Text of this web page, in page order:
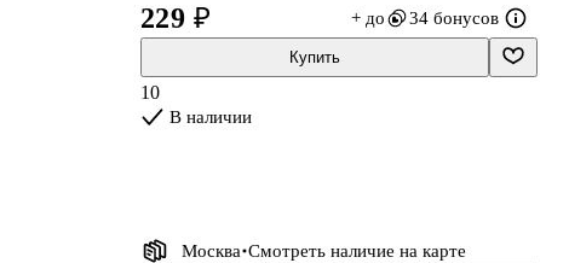
229 ₽ + до 34 бонусов
Купить
10
В наличии
Москва Смотреть наличие на карте